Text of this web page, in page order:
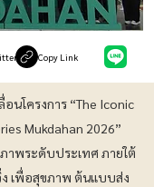
Copy Link
นโครงการ “The Iconic
Mukdahan 2026”
าพระดับประเทศ ภายใต้
ง เพื่อสุขภาพ ต้นแบบส่ง